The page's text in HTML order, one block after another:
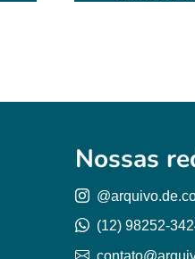
Nossas
(12) 98252-